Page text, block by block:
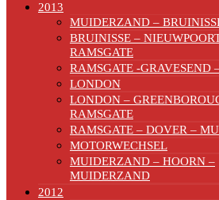
2013
MUIDERZAND –
BRUINISSE –
RAMSGATE
RAMSGATE -GRAVESEND
LONDON
LONDON –
RAMSGATE
RAMSGATE – DOVER –
MOTORWECHSEL
MUIDERZAND – HOORN –
MUIDERZAND
2012